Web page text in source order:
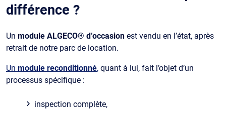
différence ?
Un module ALGECO® d’occasion est vendu en l’état, après
retrait de notre parc de location.
Un module reconditionné, quant à lui, fait l’objet d’un
processus spécifique :
inspection complète,